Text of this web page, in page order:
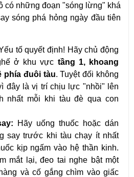
có những đoạn "sóng lừng" khá
sóng phá hỏng ngày đầu tiên
tố quyết định! Hãy chủ động
ở khu vực tầng 1, khoang
phía đuôi tàu. Tuyệt đối không
đây là vị trí chịu lực "nhồi" lên
nhất mỗi khi tàu đè qua con
Hãy uống thuốc hoặc dán
say trước khi tàu chạy ít nhất
kịp ngấm vào hệ thần kinh.
mắt lại, đeo tai nghe bật một
và cố gắng chìm vào giấc